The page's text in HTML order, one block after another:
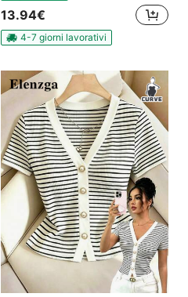
13.94€
4-7 giorni lavorativi